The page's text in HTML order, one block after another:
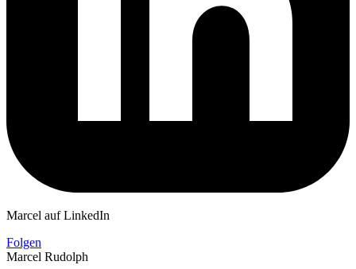
Marcel auf LinkedIn
Folgen
Marcel Rudolph